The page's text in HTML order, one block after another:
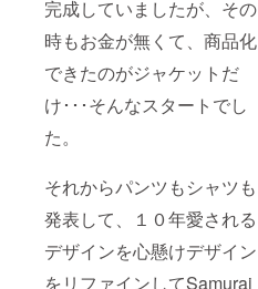
完成していましたが、その
時もお金が無くて、商品化
できたのがジャケットだ
け･･･そんなスタートでし
た。
それからパンツもシャツも
発表して、１０年愛される
デザインを心懸けデザイン
をリファインしてSamurai